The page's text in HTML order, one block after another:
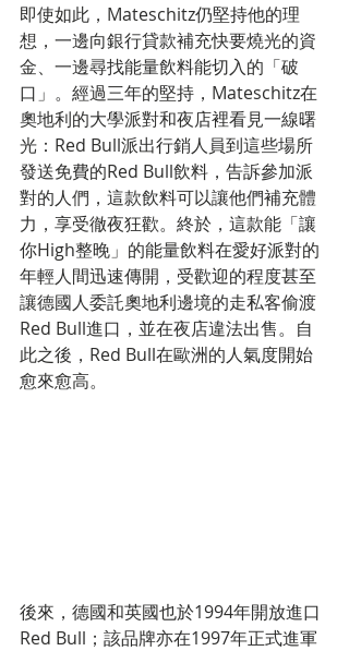
即使如此，Mateschitz仍堅持他的理
想，一邊向銀行貸款補充快要燒光的資
金、一邊尋找能量飲料能切入的「破
口」。經過三年的堅持，Mateschitz在
奧地利的大學派對和夜店裡看見一線曙
光：Red Bull派出行銷人員到這些場所
發送免費的Red Bull飲料，告訴參加派
對的人們，這款飲料可以讓他們補充體
力，享受徹夜狂歡。終於，這款能「讓
你High整晚」的能量飲料在愛好派對的
年輕人間迅速傳開，受歡迎的程度甚至
讓德國人委託奧地利邊境的走私客偷渡
Red Bull進口，並在夜店違法出售。自
此之後，Red Bull在歐洲的人氣度開始
愈來愈高。
後來，德國和英國也於1994年開放進口
Red Bull；該品牌亦在1997年正式進軍